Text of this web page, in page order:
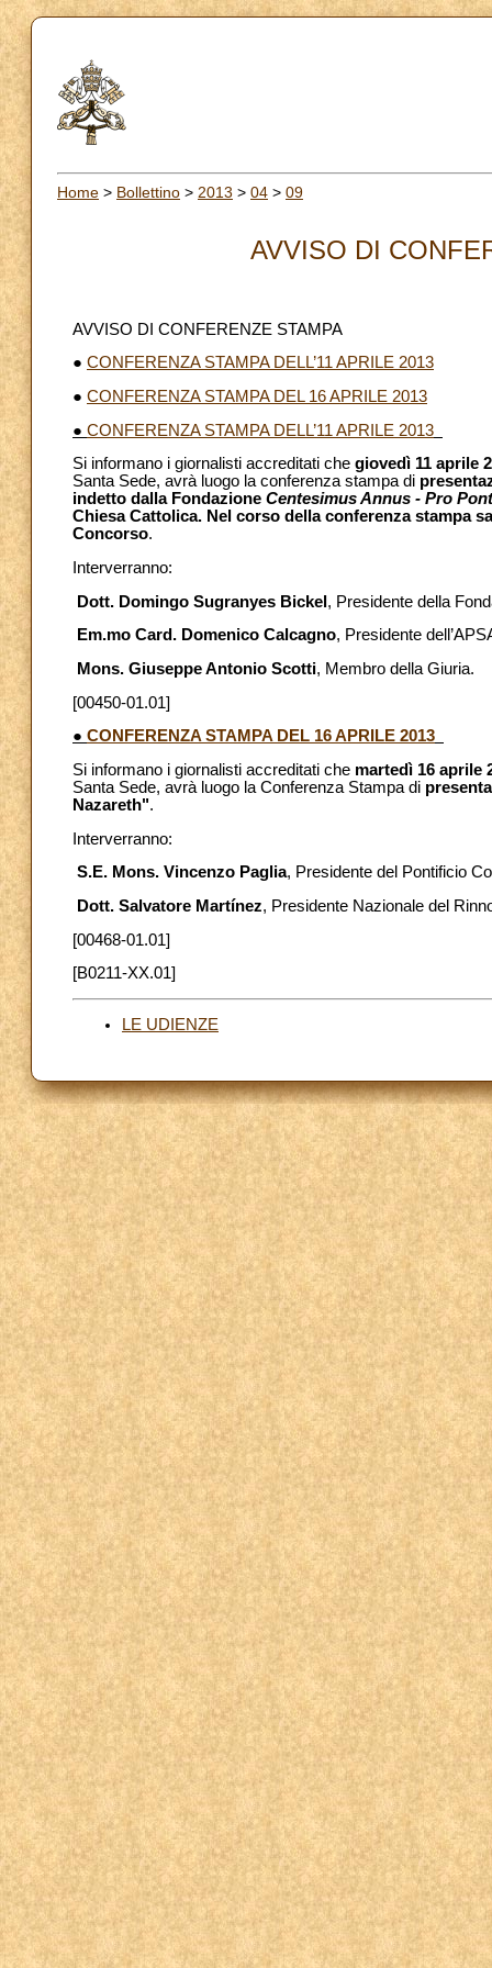
Home > Bollettino > 2013 > 04 > 09
AVVISO DI
AVVISO DI CONFERENZE STAMPA
● CONFERENZA STAMPA DELL’11 APRILE 2013
● CONFERENZA STAMPA DEL 16 APRILE 2013
● CONFERENZA STAMPA DELL’11 APRILE 2013
Si informano i giornalisti accreditati che giovedì 11 aprile
Santa Sede, avrà luogo la conferenza stampa di
indetto dalla Fondazione Centesimus Annus - Pro
Chiesa Cattolica. Nel corso della conferenza stampa
Concorso.
Interverranno:
Dott. Domingo Sugranyes Bickel, Presidente della
Em.mo Card. Domenico Calcagno, Presidente
Mons. Giuseppe Antonio Scotti, Membro della Giuria.
[00450-01.01]
● CONFERENZA STAMPA DEL 16 APRILE 2013
Si informano i giornalisti accreditati che martedì 16 aprile
Santa Sede, avrà luogo la Conferenza Stampa di
Nazareth".
Interverranno:
S.E. Mons. Vincenzo Paglia, Presidente del Pontificio
Dott. Salvatore Martínez, Presidente Nazionale del
[00468-01.01]
[B0211-XX.01]
LE UDIENZE